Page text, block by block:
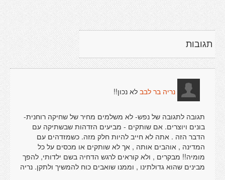
תגובות
נריה בר לבב לא נכון!!
תגובה לתגובה של נפש- לא משלמים מחיר של שחיקה רוחנית-
בונים ויוצרים. אם שותקים - מביעים הזדהות שבשתיקה עם
הדבר הזה . אתה לא חייב להיות חלק מזה. כשמזדהים עם
המדינה , אוהבים אותה , אך לא שותקים או מכסים על כל
מומיה!! מבקרים , ולא קוראים לרגש הדחיה בשם ילדותי, להפך
מבינים שהוא גדולתינו , וממנו שואבים כוח להמשיך ולתקן. נריה